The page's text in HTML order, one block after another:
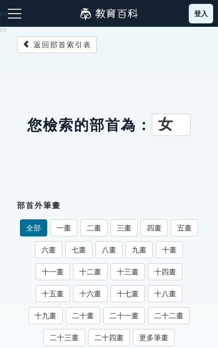
到
主
:::
成語故事
索引選單
知識索引
單字索引
生命大百科索引
遊戲專區
登入
:::
返回部首索引表
您檢索的部首為： 女
部首外筆畫
全部 一畫 二畫 三畫 四畫 五畫
六畫 七畫 八畫 九畫 十畫
十一畫 十二畫 十三畫 十四畫
十五畫 十六畫 十七畫 十八畫
十九畫 二十畫 二十一畫 二十二畫
二十三畫 二十四畫 更多筆畫